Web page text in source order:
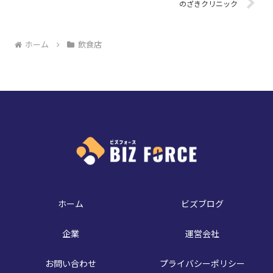
のざきクリニック
ホーム 飲食店
ホーム ビズブログ
企業 運営会社
お問い合わせ プライバシーポリシー